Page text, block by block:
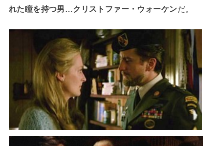
れた瞳を持つ男…クリストファー・ウォーケンだ。